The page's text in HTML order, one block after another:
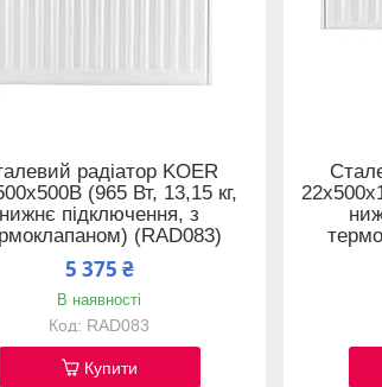
радіатор KOER
(965 Вт, 13,15 кг,
нижнє підключення, з
(RAD083)
5 375 ₴
В наявності
RAD083
Купити